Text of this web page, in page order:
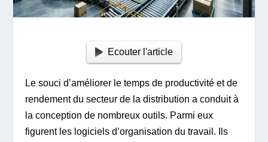
Ecouter l'article
Le souci d’améliorer le temps de productivité et de
rendement du secteur de la distribution a conduit à
la conception de nombreux outils. Parmi eux
figurent les logiciels d’organisation du travail. Ils